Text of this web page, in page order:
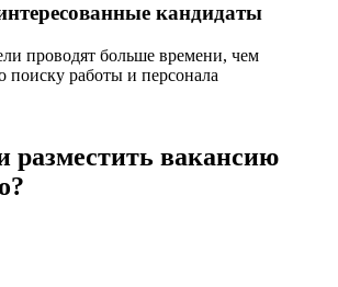
кандидаты
проводят больше времени, чем
поиску работы и персонала
вакансию